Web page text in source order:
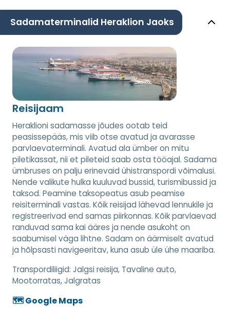
Sadamaterminalid Heraklion Jaoks
Reisijaam
Heraklioni sadamasse jõudes ootab teid
peasissepääs, mis viib otse avatud ja avarasse
parvlaevaterminali. Avatud ala ümber on mitu
piletikassat, nii et pileteid saab osta tööajal. Sadama
ümbruses on palju erinevaid ühistranspordi võimalusi.
Nende valikute hulka kuuluvad bussid, turismibussid ja
taksod. Peamine taksopeatus asub peamise
reisiterminali vastas. Kõik reisijad lähevad lennukile ja
registreerivad end samas piirkonnas. Kõik parvlaevad
randuvad sama kai ääres ja nende asukoht on
saabumisel väga lihtne. Sadam on äärmiselt avatud
ja hõlpsasti navigeeritav, kuna asub üle ühe maariba.
Transpordiliigid: Jalgsi reisija, Tavaline auto,
Mootorratas, Jalgratas
🗺️ Google Maps